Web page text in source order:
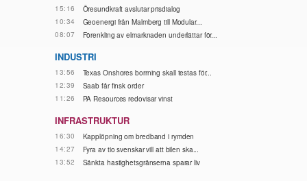
15:16
Öresundkraft avslutar prisdialog
10:34
Geoenergi från Malmberg till Modular...
08:07
Förenkling av elmarknaden underlättar för...
INDUSTRI
13:56
Texas Onshores borrning skall testas för...
12:39
Saab får finsk order
11:26
PA Resources redovisar vinst
INFRASTRUKTUR
16:30
Kapplöpning om bredband i rymden
14:27
Fyra av tio svenskar vill att bilen ska...
13:52
Sänkta hastighetsgränserna sparar liv